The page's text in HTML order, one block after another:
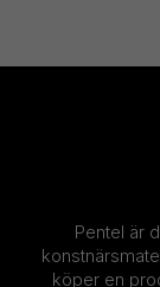
Pentel är
köper en